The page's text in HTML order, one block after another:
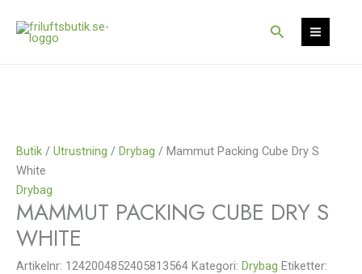
Sök
Butik / Utrustning / Drybag / Mammut Packing Cube Dry S
White
Drybag
MAMMUT PACKING CUBE DRY S
WHITE
Artikelnr: 1242004852405813564 Kategori: Drybag Etiketter:
Rea!
ursprungliganuvarande